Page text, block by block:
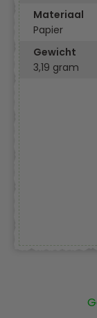
Materiaal
Papier
Gewicht
3,19 gram